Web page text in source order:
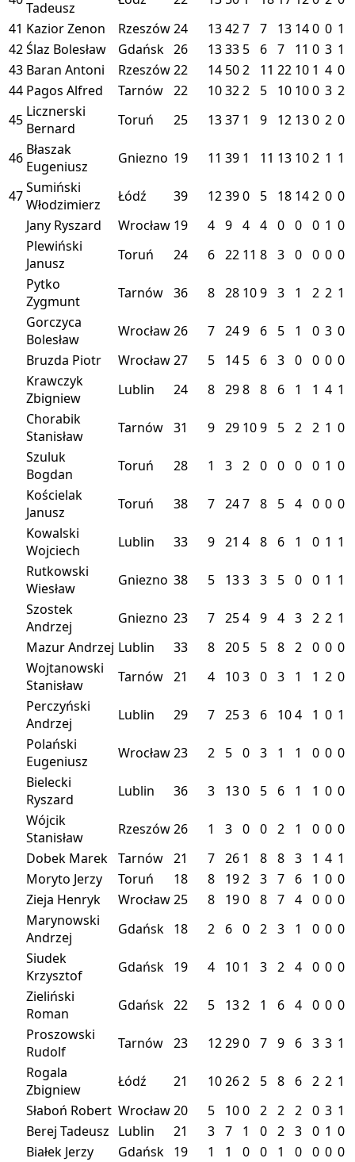
Tadeusz
41 Kazior Zenon Rzeszów24 13427 7 13 140 0 1
42Ślaz Bolesław Gdańsk 26 1333 5 6 7 11 0 3 1
43 Baran Antoni Rzeszów22 14 502 11 22 10 1 4 0
44 Pagos Alfred Tarnów 22 10322 5 10 100 3 2
45 Licznerski
Bernard
Toruń 25 1337 1 9 12 130 2 0
46 Błaszak
Eugeniusz
Gniezno 19 11 39 1 11 13 102 1 1
47Sumiński
Włodzimierz
Łódź 39 12390 5 18 142 0 0
Jany Ryszard
Wrocław 19 4 9 4 4 0 0 0 1 0
Plewiński
Janusz
Toruń 24 6 22 11 8 3 0 0 0 0
Pytko
Zygmunt
Tarnów 36 8 28 109 3 1 2 2 1
Gorczyca
Bolesław
Wrocław26 7 249 6 5 1 0 3 0
Bruzda Piotr
Wrocław27 5 14 5 6 3 0 0 0 0
Krawczyk
Zbigniew
Lublin 24 8 298 8 6 1 1 4 1
Chorabik
Stanisław
Tarnów 31 9 29 109 5 2 2 1 0
Szuluk
Bogdan
Toruń 28 1 3 2 0 0 0 0 1 0
Kościelak
Janusz
Toruń 38 7 247 8 5 4 0 0 0
Kowalski
Wojciech
Lublin 33 9 21 4 8 6 1 0 1 1
Rutkowski
Wiesław
Gniezno 38 5 133 3 5 0 0 1 1
Szostek
Andrzej
Gniezno 23 7 254 9 4 3 2 2 1
Mazur Andrzej Lublin 33 8 20 5 5 8 2 0 0 0
Wojtanowski
Stanisław
Tarnów 21 4 103 0 3 1 1 2 0
Perczyński
Andrzej
Lublin 29 7 253 6 104 1 0 1
Polański
Eugeniusz
Wrocław23 2 5 0 3 1 1 0 0 0
Bielecki
Ryszard
Lublin 36 3 130 5 6 1 1 0 0
Wójcik
Stanisław
Rzeszów26 1 3 0 0 2 1 0 0 0
Dobek Marek Tarnów 21 7 26 1 8 8 3 1 4 1
Moryto Jerzy
Toruń 18 8 192 3 7 6 1 0 0
Zieja Henryk
Wrocław25 8 190 8 7 4 0 0 0
Marynowski
Andrzej
Gdańsk 18 2 6 0 2 3 1 0 0 0
Siudek
Krzysztof
Gdańsk 19 4 10 1 3 2 4 0 0 0
Zieliński
Roman
Gdańsk 22 5 132 1 6 4 0 0 0
Proszowski
Rudolf
Tarnów 23 12290 7 9 6 3 3 1
Rogala
Zbigniew
Łódź 21 10262 5 8 6 2 2 1
Słaboń Robert Wrocław20 5 100 2 2 2 0 3 1
Berej Tadeusz Lublin 21 3 7 1 0 2 3 0 1 0
Białek Jerzy
Gdańsk 19 1 1 0 0 1 0 0 0 0